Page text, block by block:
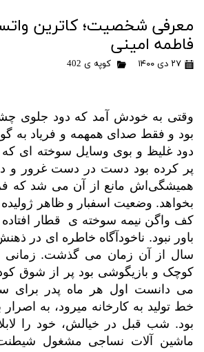
معرفی شخصیت؛ کاترین
فاطمه امینی
۲۷ دی ۱۴۰۰ کوپه ی 402
وقتی به خودش آمد که دود جلوی
بود و فقط صدای همهمه و فریاد
دود غلیظ و بوی وسایل سوخته ای که
پر کرده بود دست در دست غرور و
همیشگی‌اش مانع از آن می شد که
بخواهد. وضعیت اسفبار و ظاهر
کف واگن نیمه سوخته ی قطار افتاده
باور نبود. ناخودآگاه خاطره ای در
سال از آن زمان می گذشت. زمانی
کوچک و بازیگوشی بود پر از شوق
می دانست اول هر ماه پدر
خط تولید به کارخانه میرود، به
بود. شب قبل در خیالش، خود را
ماشین آلات نساجی مشغول شیطنت